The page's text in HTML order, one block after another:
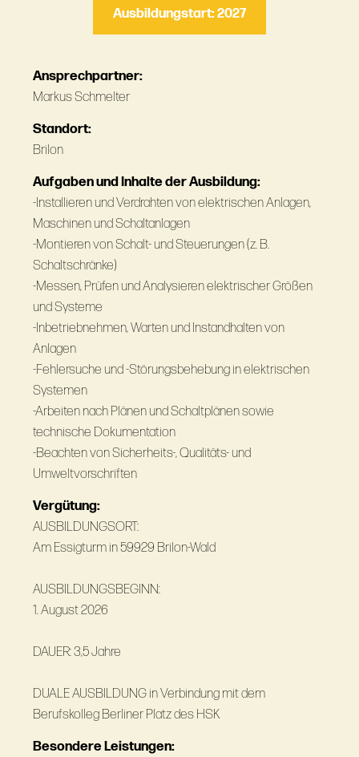
Ausbildungstart: 2027
Ansprechpartner:
Markus Schmelter
Standort:
Brilon
Aufgaben und Inhalte der Ausbildung:
-Installieren und Verdrahten von elektrischen Anlagen,
Maschinen und Schaltanlagen
-Montieren von Schalt- und Steuerungen (z. B.
Schaltschränke)
-Messen, Prüfen und Analysieren elektrischer Größen
und Systeme
-Inbetriebnehmen, Warten und Instandhalten von
Anlagen
-Fehlersuche und -Störungsbehebung in elektrischen
Systemen
-Arbeiten nach Plänen und Schaltplänen sowie
technische Dokumentation
-Beachten von Sicherheits-, Qualitäts- und
Umweltvorschriften
Vergütung:
AUSBILDUNGSORT:
Am Essigturm in 59929 Brilon-Wald
AUSBILDUNGSBEGINN:
1. August 2026
DAUER: 3,5 Jahre
DUALE AUSBILDUNG in Verbindung mit dem
Berufskolleg Berliner Platz des HSK
Besondere Leistungen: